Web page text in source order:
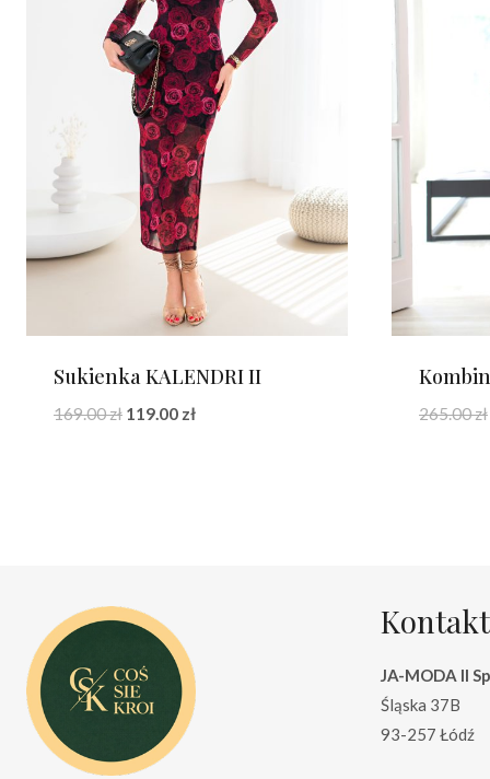
Sukienka KALENDRI II
169.00zł Pierwotna
119.00 złAktualna
265.00zł
Kontakt
JA-MODA II
Śląska 37B
93-257 Łódź